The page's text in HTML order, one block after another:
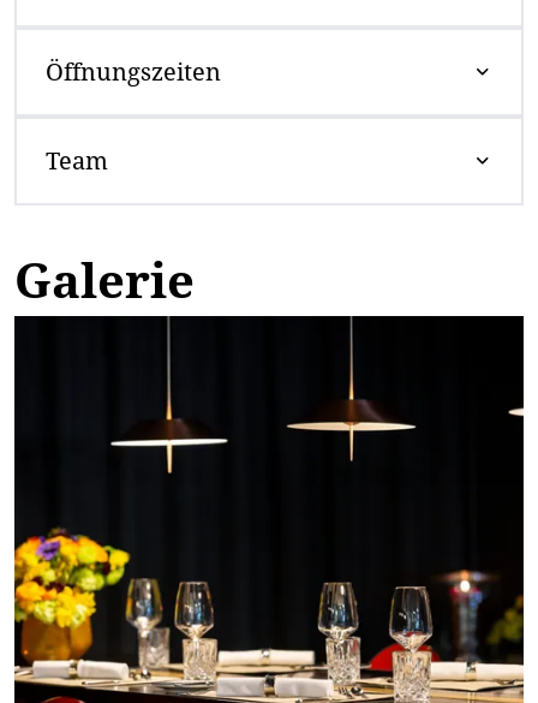
Öffnungszeiten
Team
Galerie